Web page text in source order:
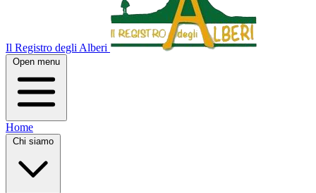
Il Registro degli Alberi
Open menu
Home
Chi siamo